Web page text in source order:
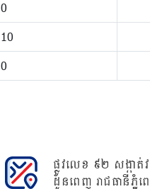
0
10
0
ផ្លូវលេខ ៩២ សង្កាត់វ
ដូនពេញ រាជធានីភ្នំព